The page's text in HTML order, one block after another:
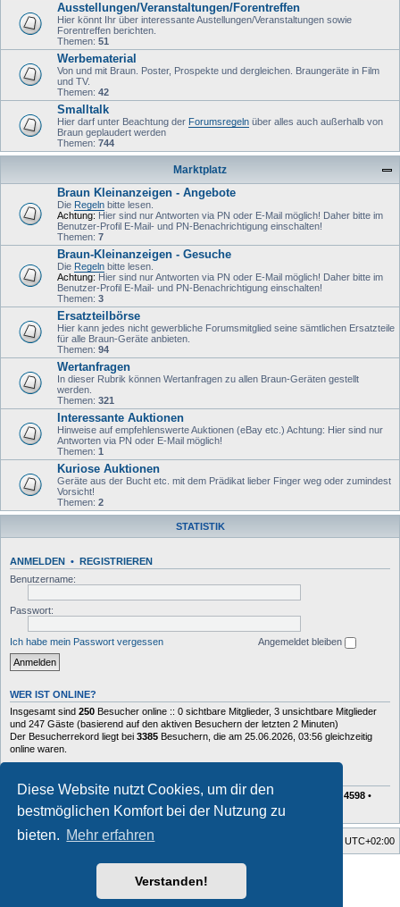
Diese Website nutzt Cookies, um dir den
bestmöglichen Komfort bei der Nutzung zu
bieten. Mehr erfahren
Verstanden!
Ausstellungen/Veranstaltungen/Forentreffen
Hier könnt Ihr über interessante Austellungen/Veranstaltungen sowie
Forentreffen berichten.
Themen: 51
Werbematerial
Von und mit Braun. Poster, Prospekte und dergleichen. Braungeräte in Film
und TV.
Themen: 42
Smalltalk
Hier darf unter Beachtung der Forumsregeln über alles auch außerhalb von
Braun geplaudert werden
Themen: 744
Marktplatz
Braun Kleinanzeigen - Angebote
Die Regeln bitte lesen.
Achtung: Hier sind nur Antworten via PN oder E-Mail möglich! Daher bitte im
Benutzer-Profil E-Mail- und PN-Benachrichtigung einschalten!
Themen: 7
Braun-Kleinanzeigen - Gesuche
Die Regeln bitte lesen.
Achtung: Hier sind nur Antworten via PN oder E-Mail möglich! Daher bitte im
Benutzer-Profil E-Mail- und PN-Benachrichtigung einschalten!
Themen: 3
Ersatzteilbörse
Hier kann jedes nicht gewerbliche Forumsmitglied seine sämtlichen Ersatzteile
für alle Braun-Geräte anbieten.
Themen: 94
Wertanfragen
In dieser Rubrik können Wertanfragen zu allen Braun-Geräten gestellt
werden.
Themen: 321
Interessante Auktionen
Hinweise auf empfehlenswerte Auktionen (eBay etc.) Achtung: Hier sind nur
Antworten via PN oder E-Mail möglich!
Themen: 1
Kuriose Auktionen
Geräte aus der Bucht etc. mit dem Prädikat lieber Finger weg oder zumindest
Vorsicht!
Themen: 2
STATISTIK
ANMELDEN • REGISTRIEREN
Benutzername:
Passwort:
Ich habe mein Passwort vergessen Angemeldet bleiben
WER IST ONLINE?
Insgesamt sind 250 Besucher online :: 0 sichtbare Mitglieder, 3 unsichtbare Mitglieder
und 247 Gäste (basierend auf den aktiven Besuchern der letzten 2 Minuten)
Der Besucherrekord liegt bei 3385 Besuchern, die am 25.06.2026, 03:56 gleichzeitig
online waren.
Beiträge insgesamt72624• Themen insgesamt10407• Mitglieder insgesamt 4598 •
Unser neuestes Mitglied:Charlie
Foren-Übersicht UTC+02:00
forum tricolor tv
Powered byphpBB® Forum Software © phpBB Limited
phpBB.de